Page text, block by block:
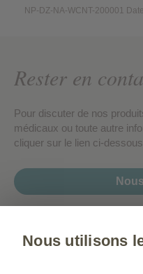
NP-DZ-NA-WCNT-200001
Rester en
Pour discuter de nos
médicaux ou toute autre
cliquer sur le lien ci-
Nous utilisons